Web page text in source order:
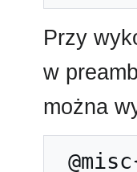
Przy
w
można